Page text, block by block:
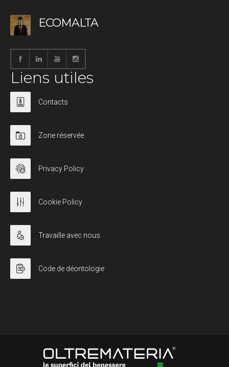
ECOMALTA
Liens utiles
Contacts
Zone réservée
Privacy Policy
Cookie Policy
Travaille avec nous
Code de déontologie